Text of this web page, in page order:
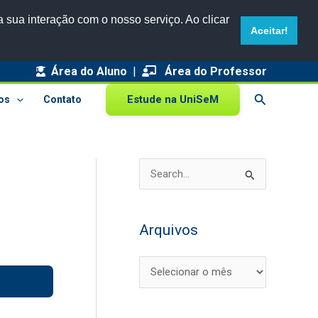
interação com o nosso serviço. Ao clicar
Aceitar!
Área do Aluno | Área do Professor
Contato Estude na UniSeM Pesquisar
Arquivos
A
q
i